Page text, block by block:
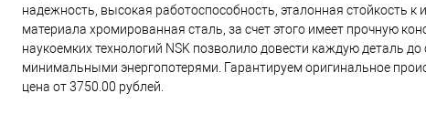
надежность, высокая работоспособность, эталонная стойкость
материала хромированная сталь, за счет этого имеет прочную
наукоемких технологий NSK позволило довести каждую деталь
минимальными энергопотерями. Гарантируем оригинальное
цена от 3750.00 рублей.